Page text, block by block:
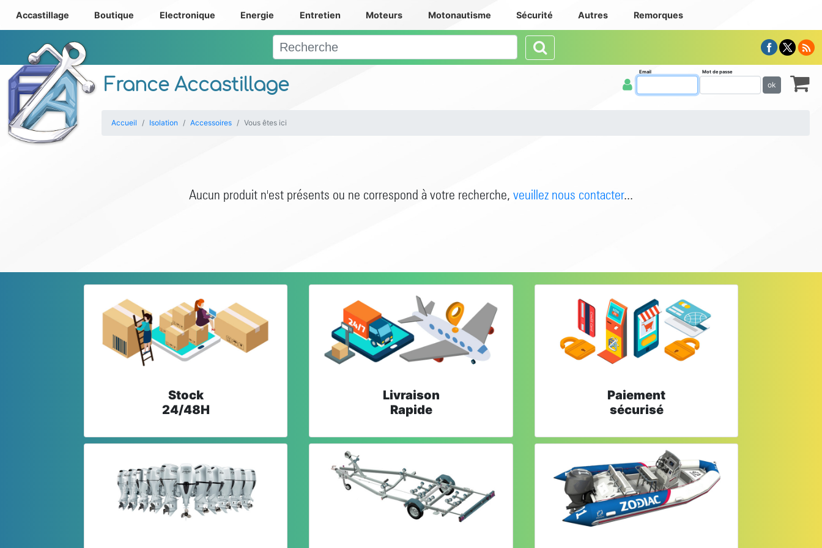
France Accastillage
Accastillage Boutique Electronique Energie Entretien Moteurs Motonautisme Sécurité Autres Remorques
Email Mot de passe
ok
Accueil Isolation Accessoires Vous êtes ici
Aucun produit n'est présents ou ne correspond à votre recherche, veuillez nous contacter...
Stock
24/48H
Livraison
Rapide
Paiement
sécurisé